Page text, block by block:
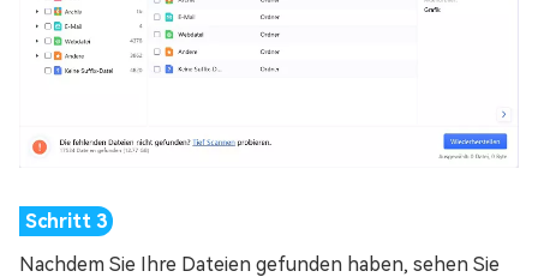
Nachdem Sie Ihre Dateien gefunden haben, sehen Sie